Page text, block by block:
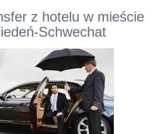
z hotelu w mieście
Schwechat